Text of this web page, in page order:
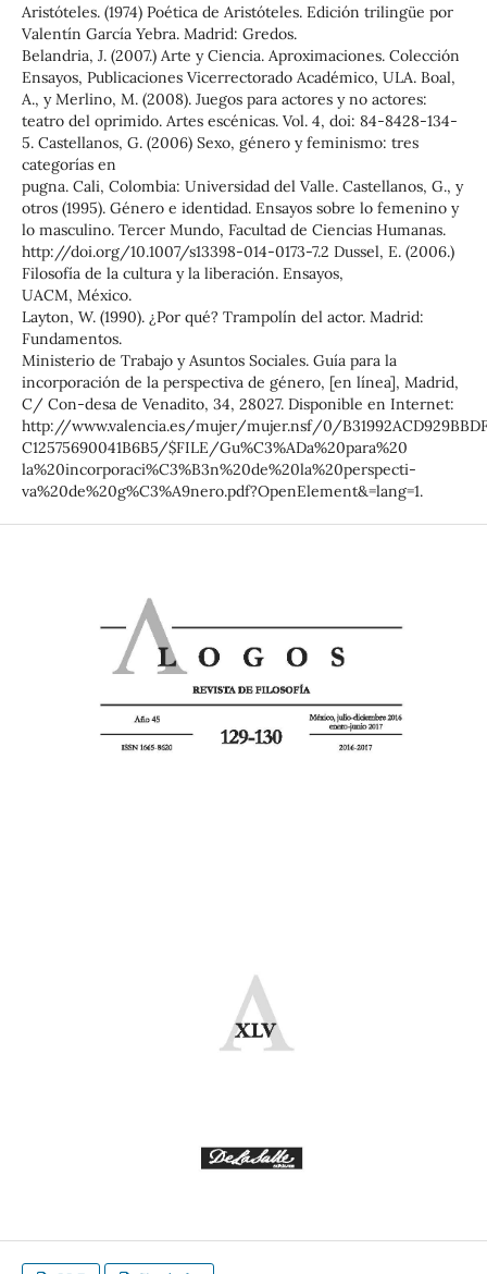
Aristóteles. (1974) Poética de Aristóteles. Edición trilingüe por
Valentín García Yebra. Madrid: Gredos.
Belandria, J. (2007.) Arte y Ciencia. Aproximaciones. Colección
Ensayos, Publicaciones Vicerrectorado Académico, ULA. Boal,
A., y Merlino, M. (2008). Juegos para actores y no actores:
teatro del oprimido. Artes escénicas. Vol. 4, doi: 84-8428-134-
5. Castellanos, G. (2006) Sexo, género y feminismo: tres
categorías en
pugna. Cali, Colombia: Universidad del Valle. Castellanos, G., y
otros (1995). Género e identidad. Ensayos sobre lo femenino y
lo masculino. Tercer Mundo, Facultad de Ciencias Humanas.
http://doi.org/10.1007/s13398-014-0173-7.2 Dussel, E. (2006.)
Filosofía de la cultura y la liberación. Ensayos,
UACM, México.
Layton, W. (1990). ¿Por qué? Trampolín del actor. Madrid:
Fundamentos.
Ministerio de Trabajo y Asuntos Sociales. Guía para la
incorporación de la perspectiva de género, [en línea], Madrid,
C/ Con-desa de Venadito, 34, 28027. Disponible en Internet:
http://www.valencia.es/mujer/mujer.nsf/0/
C12575690041B6B5/$FILE/Gu%C3%ADa%20para%20
la%20incorporaci%C3%B3n%20de%20la%20perspecti-
va%20de%20g%C3%A9nero.pdf?OpenElement&=lang=1.